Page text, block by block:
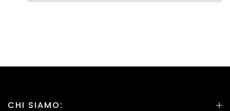
CHI SIAMO: